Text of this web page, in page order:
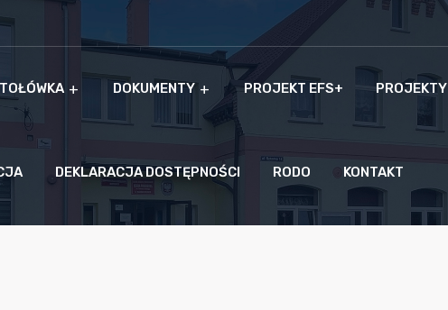
DOKUMENTY PROJEKT EFS+ PROJEKTY
DEKLARACJA DOSTĘPNOŚCI RODO KONTAKT